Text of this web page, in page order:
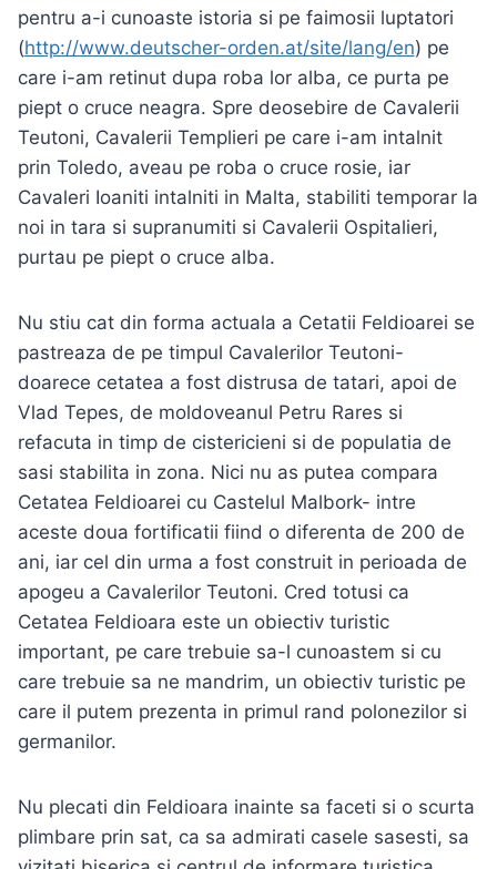
pentru a-i cunoaste istoria si pe faimosii luptatori
(http://www.deutscher-orden.at/site/lang/en) pe
care i-am retinut dupa roba lor alba, ce purta pe
piept o cruce neagra. Spre deosebire de Cavalerii
Teutoni, Cavalerii Templieri pe care i-am intalnit
prin Toledo, aveau pe roba o cruce rosie, iar
Cavaleri Ioaniti intalniti in Malta, stabiliti temporar la
noi in tara si supranumiti si Cavalerii Ospitalieri,
purtau pe piept o cruce alba.
Nu stiu cat din forma actuala a Cetatii Feldioarei se
pastreaza de pe timpul Cavalerilor Teutoni-
doarece cetatea a fost distrusa de tatari, apoi de
Vlad Tepes, de moldoveanul Petru Rares si
refacuta in timp de cistericieni si de populatia de
sasi stabilita in zona. Nici nu as putea compara
Cetatea Feldioarei cu Castelul Malbork- intre
aceste doua fortificatii fiind o diferenta de 200 de
ani, iar cel din urma a fost construit in perioada de
apogeu a Cavalerilor Teutoni. Cred totusi ca
Cetatea Feldioara este un obiectiv turistic
important, pe care trebuie sa-l cunoastem si cu
care trebuie sa ne mandrim, un obiectiv turistic pe
care il putem prezenta in primul rand polonezilor si
germanilor.
Nu plecati din Feldioara inainte sa faceti si o scurta
plimbare prin sat, ca sa admirati casele sasesti, sa